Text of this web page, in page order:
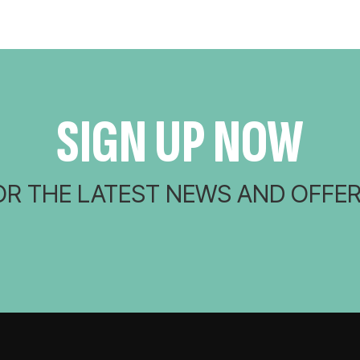
SIGN UP NOW
THE LATEST NEWS AND